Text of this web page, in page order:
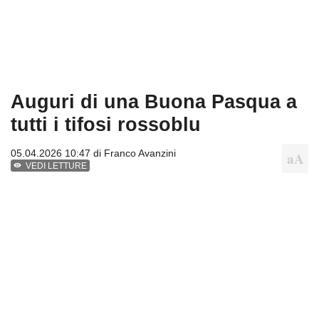
Auguri di una Buona Pasqua a
tutti i tifosi rossoblu
05.04.2026 10:47 di Franco Avanzini
VEDI LETTURE